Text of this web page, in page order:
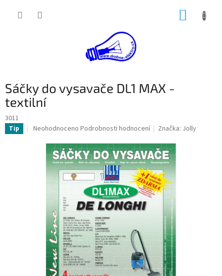
Sáčky do vysavače DL1 MAX -
textilní
3011
Tip
Průměrné
produktu
Neohodnoceno Podrobnosti hodnocení Značka: Jolly